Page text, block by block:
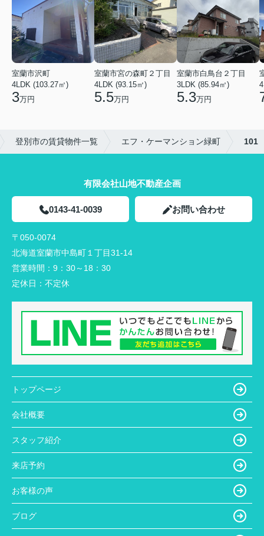
室蘭市沢町
4LDK (103.27㎡)
3万円
室蘭市宮の森町２丁目
4LDK (93.15㎡)
5.5万円
室蘭市白鳥台２丁目
3LDK (85.94㎡)
5.3万円
登別市の賃貸物件一覧 エフ・ケーマンション緑町 101
有限会社山地不動産企画
0143-41-0039 お問い合わせ
〒050-0074
北海道室蘭市中島町１丁目31-14
営業時間： 9：30～18：30
定休日： 不定休
トップページ
会社概要
スタッフ紹介
来店予約
お客様の声
ブログ